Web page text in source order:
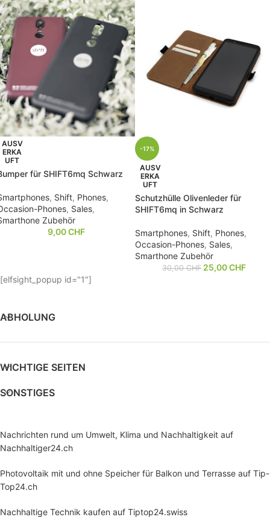
AUSV
ERKA
UFT
für SHIFT6mq Schwarz
, Shift, Phones,
Phones, Sales,
Zubehör
9,00CHF
-17%
AUSV
ERKA
UFT
Schutzhülle Olivenleder für
SHIFT6mq in Schwarz
Smartphones, Shift, Phones,
Occasion-Phones, Sales,
Smarthone Zubehör
30,00CHF 25,00CHF
[elfsight_popup id="1"]
ABHOLUNG
WICHTIGE SEITEN
SONSTIGES
Nachrichten rund um Umwelt, Klima und Nachhaltigkeit auf
Nachhaltiger24.ch
Photovoltaik mit und ohne Speicher für Balkon und Terrasse auf Tip-
Top24.ch
Nachhaltige Technik kaufen auf Tiptop24.swiss